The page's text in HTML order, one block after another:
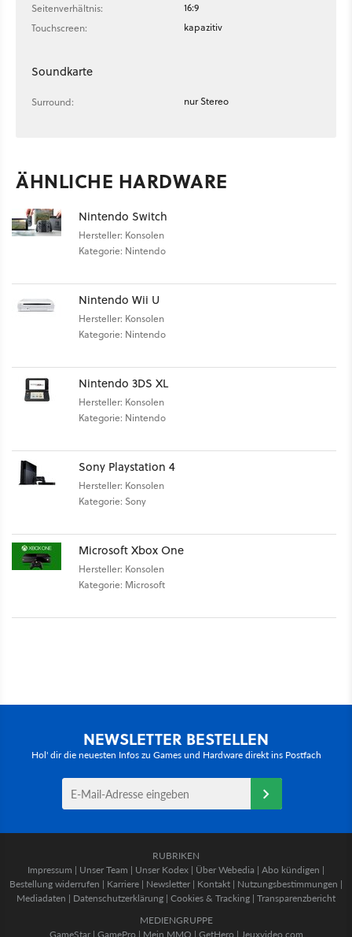
Seitenverhältnis:
16:9
Touchscreen:
kapazitiv
Soundkarte
Surround: nur Stereo
ÄHNLICHE HARDWARE
Nintendo Switch
Hersteller: Konsolen
Kategorie: Nintendo
Nintendo Wii U
Hersteller: Konsolen
Kategorie: Nintendo
Nintendo 3DS XL
Hersteller: Konsolen
Kategorie: Nintendo
Sony Playstation 4
Hersteller: Konsolen
Kategorie: Sony
Microsoft Xbox One
Hersteller: Konsolen
Kategorie: Microsoft
NEWSLETTER BESTELLEN
Hol' dir die neuesten Infos zu Games und Hardware direkt ins Postfach
RUBRIKEN
Impressum | Unser Team | Unser Kodex | Über Webedia | Abo kündigen |
Bestellung widerrufen | Karriere | Newsletter | Kontakt | Nutzungsbestimmungen |
Mediadaten | Datenschutzerklärung | Cookies & Tracking | Transparenzbericht
MEDIENGRUPPE
GameStar| GamePro | Mein MMO | GetHero | Jeuxvideo.com